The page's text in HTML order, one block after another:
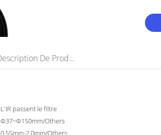
Description De Produit
L'IR passent le filtre
Φ37~Φ150mm/Others
0.55mm-2.0mm/Others